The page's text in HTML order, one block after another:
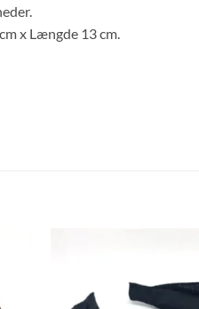
x Længde 13 cm.